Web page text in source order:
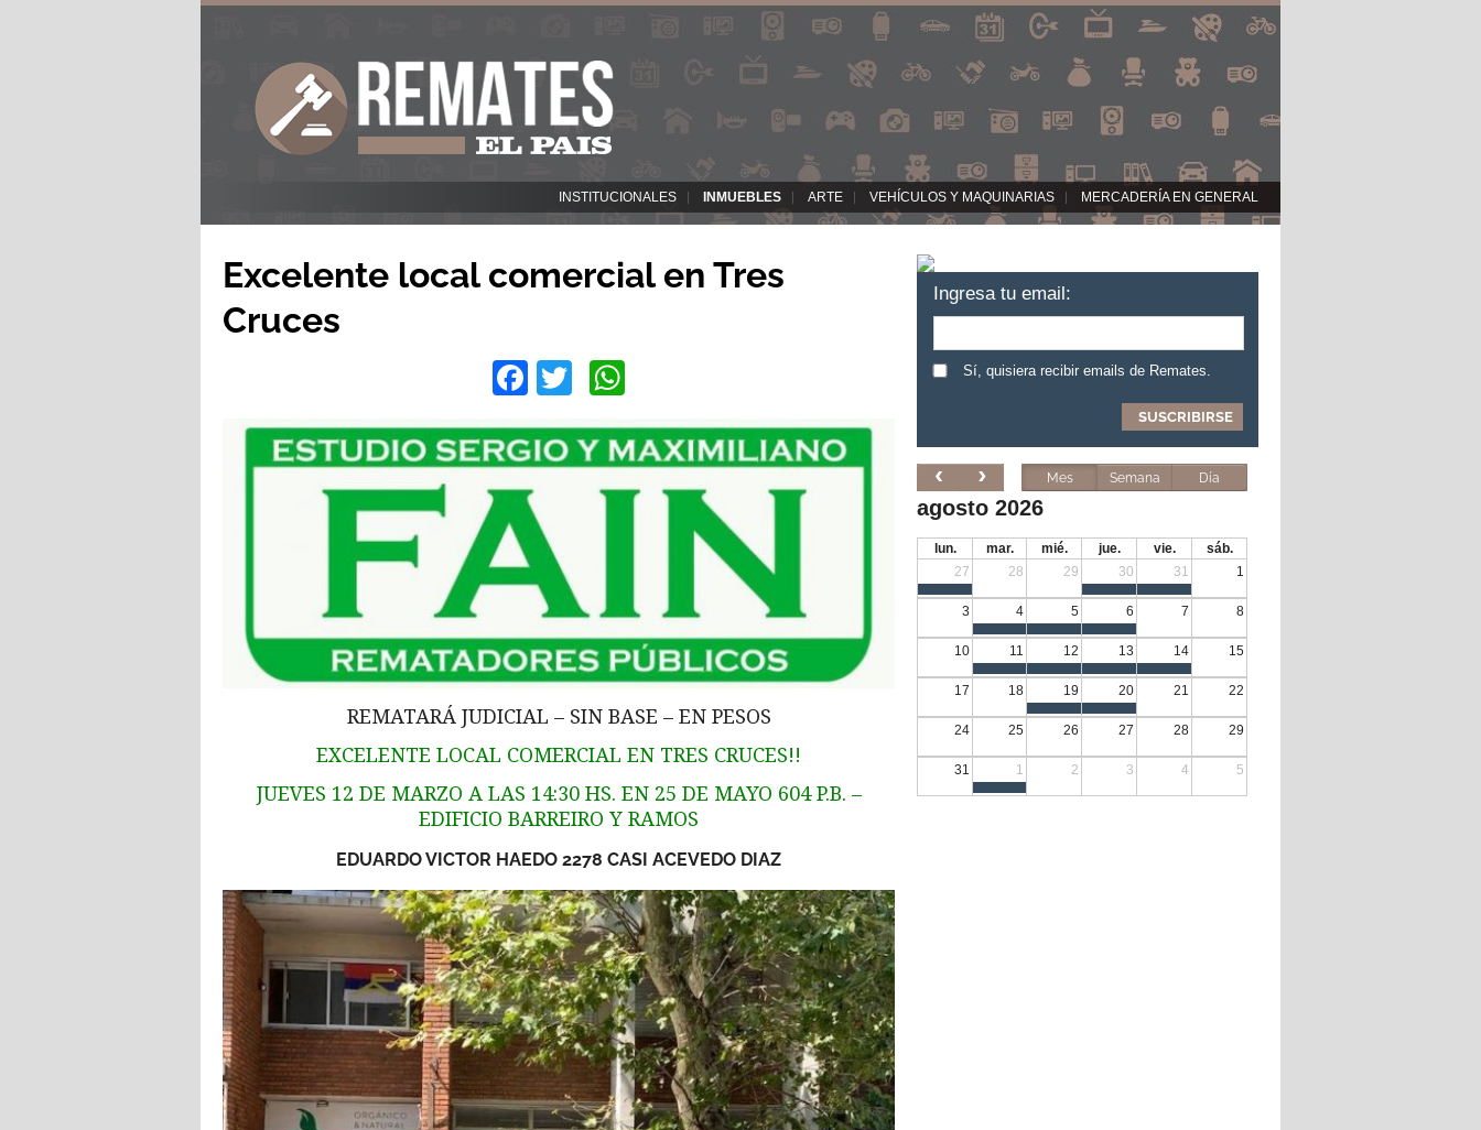
INSTITUCIONALES INMUEBLES ARTE VEHÍCULOS Y MAQUINARIAS MERCADERÍA EN GENERAL
Excelente local comercial en Tres
Cruces
Facebook
Twitter
REMATARÁ JUDICIAL – SIN BASE – EN PESOS
EXCELENTE LOCAL COMERCIAL EN TRES CRUCES!!
JUEVES 12 DE MARZO A LAS 14:30 HS. EN 25 DE MAYO 604 P.B. –
EDIFICIO BARREIRO Y RAMOS
EDUARDO VICTOR HAEDO 2278 CASI ACEVEDO DIAZ
Ingresa tu email:
Sí, quisiera recibir emails de Remates.
Mes Semana Día
agosto 2026
lun. mar. mié. jue. vie.
sáb.
27
28 29 30 31 1
3 4 5 6 7 8
10 11 12 13 14 15
17 18 19 20 21 22
24 25 26 27 28 29
31 1 2 3 4 5